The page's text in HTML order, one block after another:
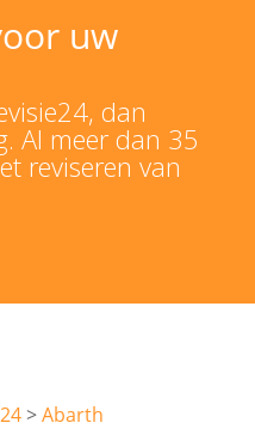
uw
dan
Al meer dan 35
reviseren van
Abarth